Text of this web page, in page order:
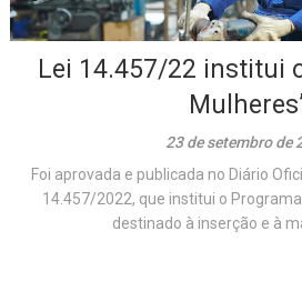
Lei 14.457/22 institui
23 de setembro de
Foi aprovada e publicada no Diário
14.457/2022, que institui o
destinado à inserção e à